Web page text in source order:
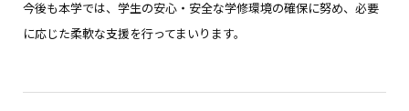
今後も本学では、学生の安心・安全な学修環境の確保に努め、必要
に応じた柔軟な支援を行ってまいります。